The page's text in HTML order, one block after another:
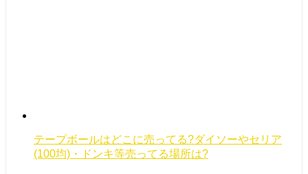
テープボールはどこに売ってる?ダイソーやセリア
(100均)・ドンキ等売ってる場所は?